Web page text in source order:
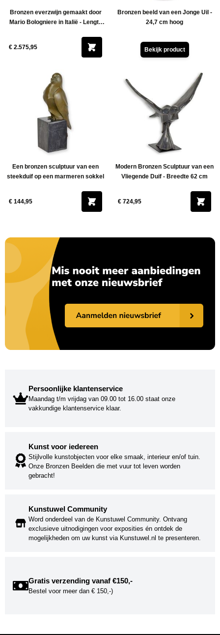
Bronzen everzwijn gemaakt door
Mario Bologniere in Italië - Lengte
€ 2.575,95
Bronzen beeld van een Jonge Uil -
24,7 cm hoog
Bekijk product
Een bronzen sculptuur van een
steekduif op een marmeren sokkel
€ 144,95
Modern Bronzen Sculptuur van een
Vliegende Duif - Breedte 62 cm
€ 724,95
Persoonlijke klantenservice
Maandag t/m vrijdag van 09.00 tot 16.00 staat onze
vakkundige klantenservice klaar.
Kunst voor iedereen
Stijlvolle kunstobjecten voor elke smaak, interieur en/of tuin.
Onze Bronzen Beelden die met vuur tot leven worden
gebracht!
Kunstuwel Community
Word onderdeel van de Kunstuwel Community. Ontvang
exclusieve uitnodigingen voor exposities én ontdek de
mogelijkheden om uw kunst via Kunstuwel.nl te presenteren.
Gratis verzending vanaf €150,-
Bestel voor meer dan € 150,-)